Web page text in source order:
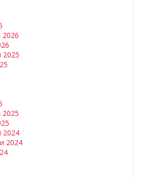
2026
2025
2025
2024
2024